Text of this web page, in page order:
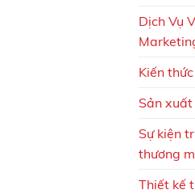
Dịch Vụ
Kiến thức
Sản
Sự kiện
thương
Thiết kế